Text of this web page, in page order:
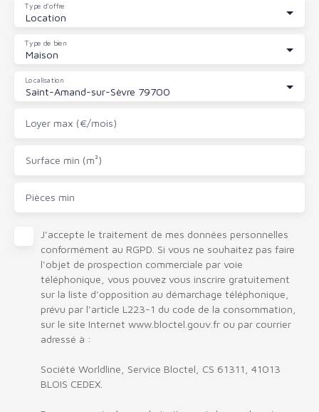
Location
Type d'offre
Maison
Type de bien
Saint-Amand-sur-Sèvre 79700
Localisation
Loyer max (€/mois)
Surface min (m²)
Pièces min
J'accepte le traitement de mes données personnelles
conformément au RGPD. Si vous ne souhaitez pas faire
l'objet de prospection commerciale par voie
téléphonique, vous pouvez vous inscrire gratuitement
sur la liste d'opposition au démarchage téléphonique,
prévu par l'article L223-1 du code de la consommation,
sur le site Internet www.bloctel.gouv.fr ou par courrier
adressé à :
Société Worldline, Service Bloctel, CS 61311, 41013
BLOIS CEDEX.